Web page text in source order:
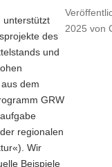
2025 von
unterstützt
des
und
dem
GRW
regionalen
Wir
Beispiele